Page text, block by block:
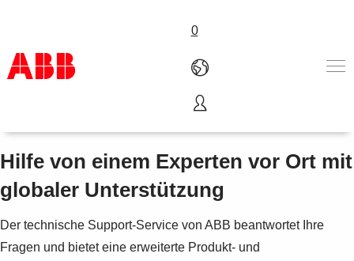
0
Produkte und Leistungen
Service
Über uns
Kontakt
Karriere
Technischer Support
Hilfe von einem Experten vor Ort mit
globaler Unterstützung
Der technische Support-Service von ABB beantwortet Ihre
Fragen und bietet eine erweiterte Produkt- und